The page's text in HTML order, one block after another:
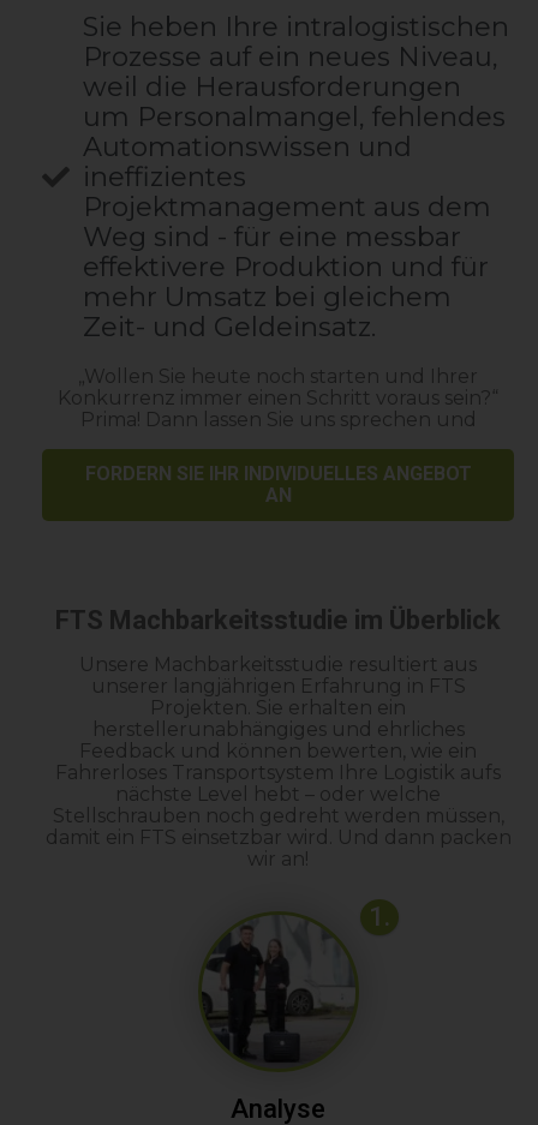
Sie heben Ihre intralogistischen
Prozesse auf ein neues Niveau,
weil die Herausforderungen
um Personalmangel, fehlendes
Automationswissen und
ineffizientes
Projektmanagement aus dem
Weg sind - für eine messbar
effektivere Produktion und für
mehr Umsatz bei gleichem
Zeit- und Geldeinsatz.
„Wollen Sie heute noch starten und Ihrer
Konkurrenz immer einen Schritt voraus sein?“
Prima! Dann lassen Sie uns sprechen und
FORDERN SIE IHR INDIVIDUELLES ANGEBOT
AN
FTS Machbarkeitsstudie im Überblick
Unsere Machbarkeitsstudie resultiert aus
unserer langjährigen Erfahrung in FTS
Projekten. Sie erhalten ein
herstellerunabhängiges und ehrliches
Feedback und können bewerten, wie ein
Fahrerloses Transportsystem Ihre Logistik aufs
nächste Level hebt – oder welche
Stellschrauben noch gedreht werden müssen,
damit ein FTS einsetzbar wird. Und dann packen
wir an!
Analyse
1.